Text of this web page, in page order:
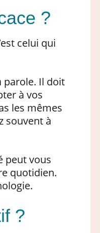
?
celui qui
parole. Il doit
à vos
les mêmes
souvent à
peut vous
quotidien.
?